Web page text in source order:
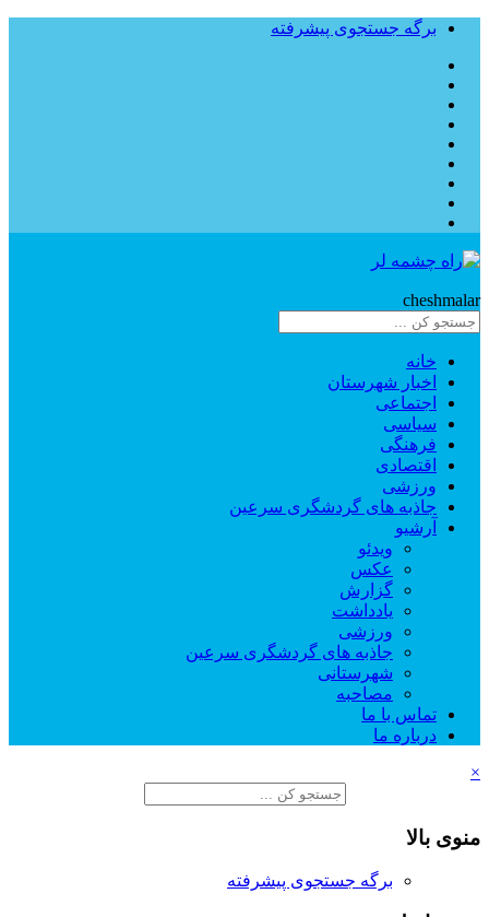
برگه جستجوی پیشرفته
cheshmalar
خانه
اخبار شهرستان
اجتماعی
سیاسی
فرهنگی
اقتصادی
ورزشی
جاذبه های گردشگری سرعین
آرشیو
ویدئو
عکس
گزارش
یادداشت
ورزشی
جاذبه های گردشگری سرعین
شهرستانی
مصاحبه
تماس با ما
درباره ما
×
منوی بالا
برگه جستجوی پیشرفته